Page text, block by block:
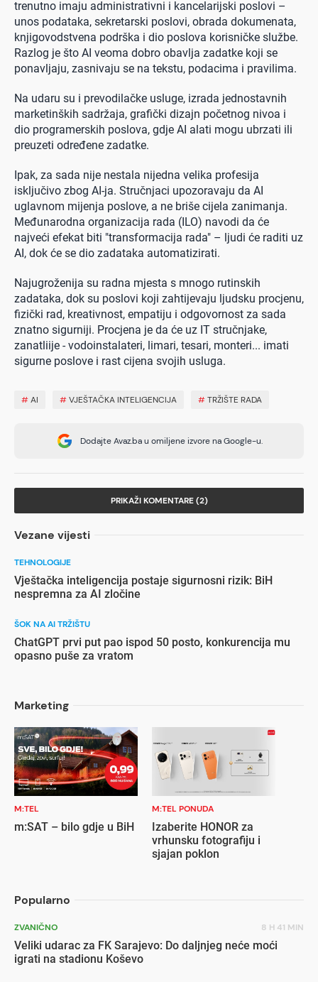
trenutno imaju administrativni i kancelarijski poslovi –
unos podataka, sekretarski poslovi, obrada dokumenata,
knjigovodstvena podrška i dio poslova korisničke službe.
Razlog je što AI veoma dobro obavlja zadatke koji se
ponavljaju, zasnivaju se na tekstu, podacima i pravilima.
Na udaru su i prevodilačke usluge, izrada jednostavnih
marketinških sadržaja, grafički dizajn početnog nivoa i
dio programerskih poslova, gdje AI alati mogu ubrzati ili
preuzeti određene zadatke.
Ipak, za sada nije nestala nijedna velika profesija
isključivo zbog AI-ja. Stručnjaci upozoravaju da AI
uglavnom mijenja poslove, a ne briše cijela zanimanja.
Međunarodna organizacija rada (ILO) navodi da će
najveći efekat biti "transformacija rada" – ljudi će raditi uz
AI, dok će se dio zadataka automatizirati.
Najugroženija su radna mjesta s mnogo rutinskih
zadataka, dok su poslovi koji zahtijevaju ljudsku procjenu,
fizički rad, kreativnost, empatiju i odgovornost za sada
znatno sigurniji. Procjena je da će uz IT stručnjake,
zanatliije - vodoinstalateri, limari, tesari, monteri... imati
sigurne poslove i rast cijena svojih usluga.
#AI #VJEŠTAČKA INTELIGENCIJA #TRŽIŠTE RADA
Dodajte Avaz.ba u omiljene izvore na Google-u.
PRIKAŽI KOMENTARE (2)
Vezane vijesti
TEHNOLOGIJE
Vještačka inteligencija postaje sigurnosni rizik: BiH
nespremna za AI zločine
ŠOK NA AI TRŽIŠTU
ChatGPT prvi put pao ispod 50 posto, konkurencija mu
opasno puše za vratom
Marketing
M:TEL
m:SAT – bilo gdje u BiH
M:TEL PONUDA
Izaberite HONOR za
vrhunsku fotografiju i
sjajan poklon
Popularno
ZVANIČNO 8 H 41 MIN
Veliki udarac za FK Sarajevo: Do daljnjeg neće moći
igrati na stadionu Koševo